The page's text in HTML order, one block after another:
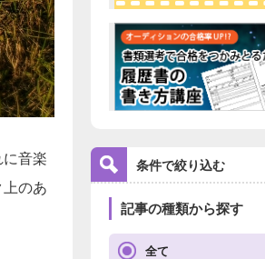
条件で絞り込む
記事の種類から探す
全て
音楽
のあ